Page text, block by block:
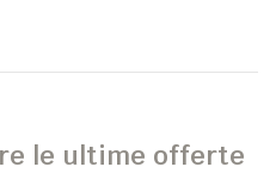
le ultime offerte